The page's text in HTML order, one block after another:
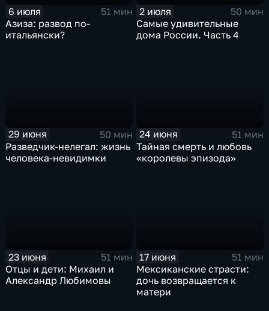
6 июля
51 мин
Азиза: развод по-
итальянски?
2 июля
50 мин
Самые удивительные
дома России. Часть 4
29 июня
50 мин
Разведчик-нелегал: жизнь
человека-невидимки
24 июня
51 мин
Тайная смерть и любовь
«королевы эпизода»
23 июня
51 мин
Отцы и дети: Михаил и
Александр Любимовы
17 июня
51 мин
Мексиканские страсти:
дочь возвращается к
матери